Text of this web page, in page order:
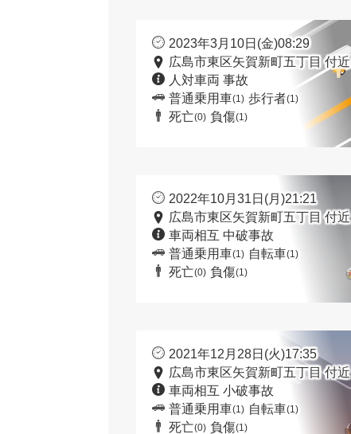
2023年3月10日(金)08:29
広島市東区矢賀新町五丁目 付近
人対車両 事故
普通乗用車(1) 歩行者(1)
死亡(0) 負傷(1)
2022年10月31日(月)21:21
広島市東区矢賀新町五丁目 付近
車両相互 中破事故
普通乗用車(1) 自転車(1)
死亡(0) 負傷(1)
2021年12月28日(火)17:35
広島市東区矢賀新町五丁目 付近
車両相互 小破事故
普通乗用車(1) 自転車(1)
死亡(0) 負傷(1)